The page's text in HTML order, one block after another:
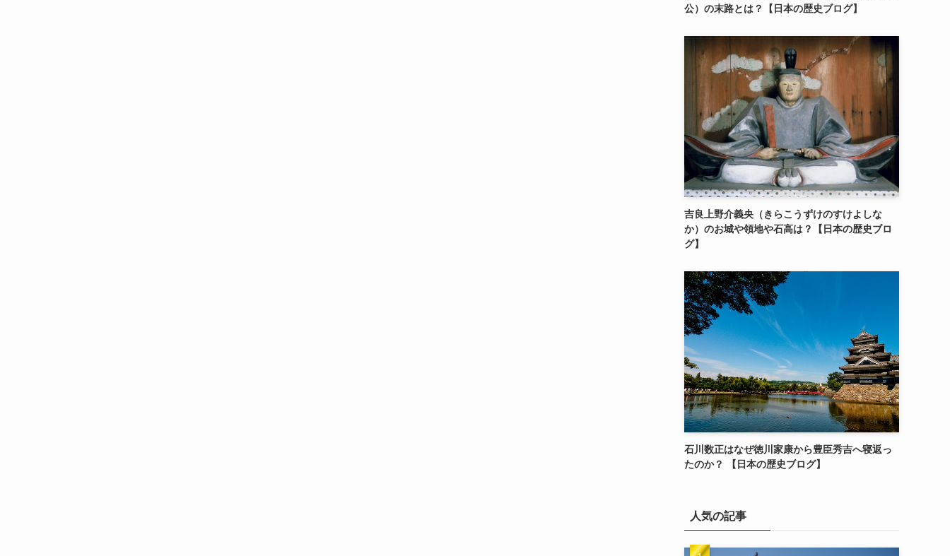
公）の末路とは？【日本の歴史ブログ】
吉良上野介義央（きらこうずけのすけよしな
か）のお城や領地や石高は？【日本の歴史ブロ
グ】
石川数正はなぜ徳川家康から豊臣秀吉へ寝返っ
たのか？ 【日本の歴史ブログ】
人気の記事